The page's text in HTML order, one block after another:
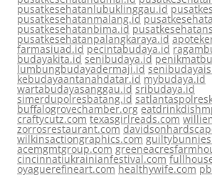
pusatkesehatanlubuklinggau.id
pusatkesehatanmalang.id
pusatkesehatanbima.id
pusatkesehatanpalangkaraya.id
farmasiuad.id pecintabudaya.id
budayakita.id senibudaya.id
lumbungbudayadermaji.id
kebudayaantanahdatar.id mybudaya.id
wartabudayasanggau.id sribudaya.id
simerdupolresbatang.id
buffalogrovechamber.org
craftycutz.com texasgirlreads.com
zorrosrestaurant.com
wilkinsactiongraphics.com
acemgmtgroup.com
cincinnatiukrainianfestival.com
oyaguerefineart.com healthywife.com